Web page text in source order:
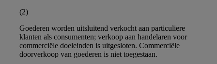
(2)
Goederen worden uitsluitend verkocht aan particuliere
klanten als consumenten; verkoop aan handelaren voor
commerciële doeleinden is uitgesloten. Commerciële
doorverkoop van goederen is niet toegestaan.